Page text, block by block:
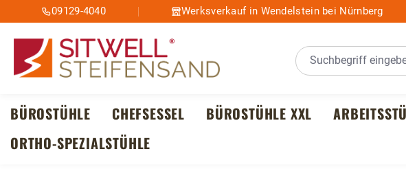
Hauptinhalt springen
Zur Suche springen
Zur Hauptnavigation springen
09129-4040 Werksverkauf in Wendelstein bei Nürnberg
BÜROSTÜHLE CHEFSESSEL BÜROSTÜHLE XXL
ORTHO-SPEZIALSTÜHLE